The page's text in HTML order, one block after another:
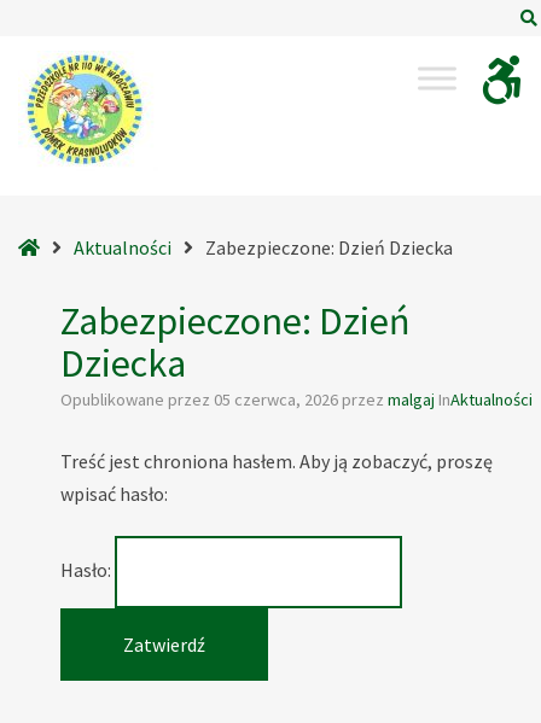
Dziecka
StronaAktualności Zabezpieczone: Dzień Dziecka
Zabezpieczone: Dzień
Dziecka
Opublikowane przez 05 czerwca, 2026 przez malgaj InAktualności
Treść jest chroniona hasłem. Aby ją zobaczyć, proszę
wpisać hasło:
Hasło: